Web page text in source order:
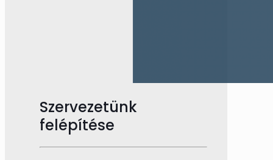
Szervezetünk
felépítése